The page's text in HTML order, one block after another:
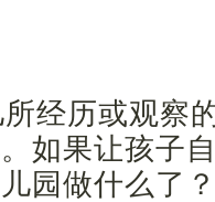
经历或观察
如果让孩子
园做什么了